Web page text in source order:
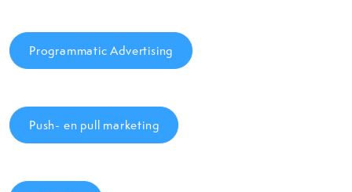
Programmatic Advertising
Push- en pull marketing